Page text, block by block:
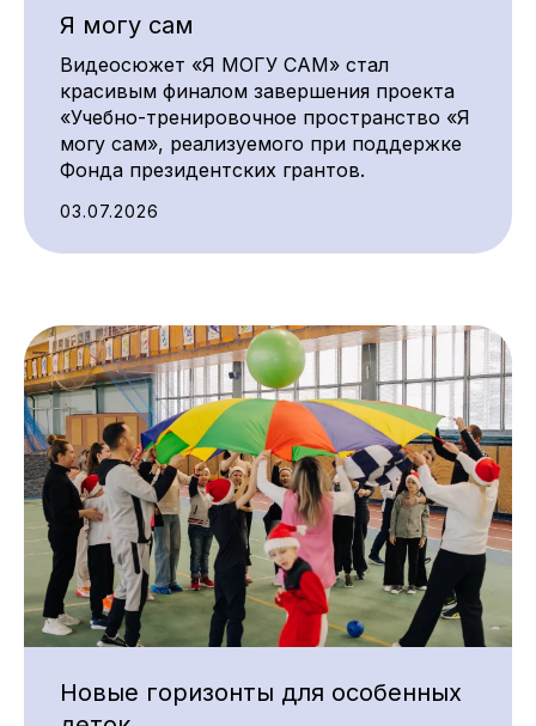
Я могу сам
Видеосюжет «Я МОГУ САМ» стал
красивым финалом завершения проекта
«Учебно-тренировочное пространство «Я
могу сам», реализуемого при поддержке
Фонда президентских грантов.
03.07.2026
Новые горизонты для особенных